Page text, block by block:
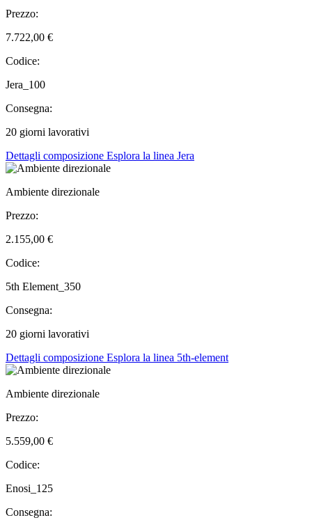
Prezzo:
7.722,00 €
Codice:
Jera_100
Consegna:
20 giorni lavorativi
Dettagli composizione Esplora la linea Jera
Ambiente direzionale
Prezzo:
2.155,00 €
Codice:
5th Element_350
Consegna:
20 giorni lavorativi
Dettagli composizione Esplora la linea 5th-element
Ambiente direzionale
Prezzo:
5.559,00 €
Codice:
Enosi_125
Consegna: